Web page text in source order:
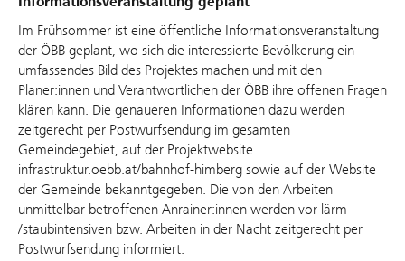
Im Frühsommer ist eine öffentliche Informationsveranstaltung
der ÖBB geplant, wo sich die interessierte Bevölkerung ein
umfassendes Bild des Projektes machen und mit den
Planer:innen und Verantwortlichen der ÖBB ihre offenen Fragen
klären kann. Die genaueren Informationen dazu werden
zeitgerecht per Postwurfsendung im gesamten
Gemeindegebiet, auf der Projektwebsite
infrastruktur.oebb.at/bahnhof-himberg sowie auf der Website
der Gemeinde bekanntgegeben. Die von den Arbeiten
unmittelbar betroffenen Anrainer:innen werden vor lärm-
/staubintensiven bzw. Arbeiten in der Nacht zeitgerecht per
Postwurfsendung informiert.